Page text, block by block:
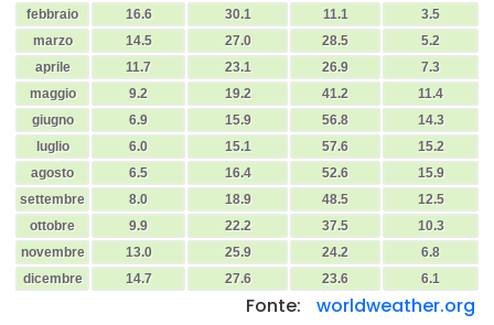
febbraio
16.6 30.1 11.1
3.5
marzo
14.5 27.0 28.5
5.2
aprile
11.7 23.1 26.9
7.3
maggio
9.2 19.2 41.2
11.4
giugno
6.9 15.9 56.8
14.3
luglio
6.0 15.1 57.6
15.2
agosto
6.5 16.4 52.6
15.9
settembre
8.0 18.9 48.5
12.5
ottobre
9.9 22.2 37.5
10.3
novembre
13.0 25.9 24.2
6.8
dicembre
14.7 27.6 23.6 6.1
Fonte: worldweather.org